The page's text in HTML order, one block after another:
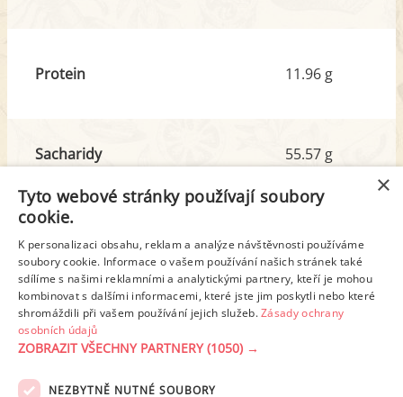
Protein 11.96 g
Sacharidy
55.57 g
Tuk
z toho nas. mastné kyseliny
16.99 g
10.54 g
Detailní rozpis
×
Tyto webové stránky používají soubory
cookie.
K personalizaci obsahu, reklam a analýze návštěvnosti používáme
soubory cookie. Informace o vašem používání našich stránek také
sdílíme s našimi reklamními a analytickými partnery, kteří je mohou
kombinovat s dalšími informacemi, které jste jim poskytli nebo které
shromáždili při vašem používání jejich služeb.Zásady ochrany
osobních údajů
ZOBRAZIT VŠECHNY PARTNERY(1050) →
NEZBYTNĚ NUTNÉ SOUBORY